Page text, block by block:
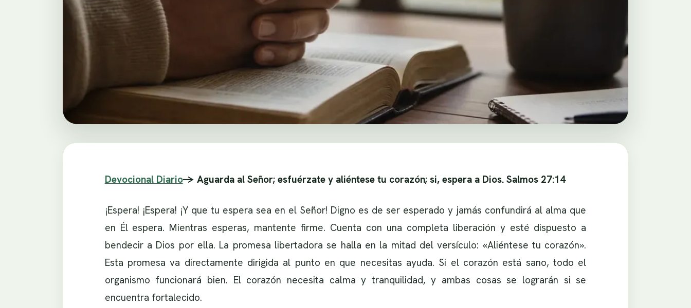
Devocional Diario-> Aguarda al Señor; esfuérzate y aliéntese tu corazón; si, espera a Dios. Salmos 27:14
¡Espera! ¡Espera! ¡Y que tu espera sea en el Señor! Digno es de ser esperado y jamás confundirá al alma que
en Él espera. Mientras esperas, mantente firme. Cuenta con una completa liberación y esté dispuesto a
bendecir a Dios por ella. La promesa libertadora se halla en la mitad del versículo: «Aliéntese tu corazón».
Esta promesa va directamente dirigida al punto en que necesitas ayuda. Si el corazón está sano, todo el
organismo funcionará bien. El corazón necesita calma y tranquilidad, y ambas cosas se lograrán si se
encuentra fortalecido.